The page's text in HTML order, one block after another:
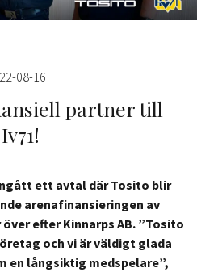
08-16
partner till
ett avtal där Tosito blir
arenafinansieringen av
efter Kinnarps AB. ”Tosito
och vi är väldigt glada
en långsiktig medspelare”,